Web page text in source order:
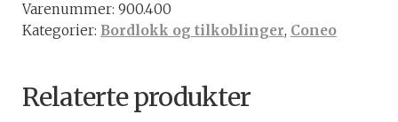
strøm
og
modulplass
antall
Varenummer: 900.400
Kategorier: Bordlokk og tilkoblinger, Coneo
Relaterte produkter